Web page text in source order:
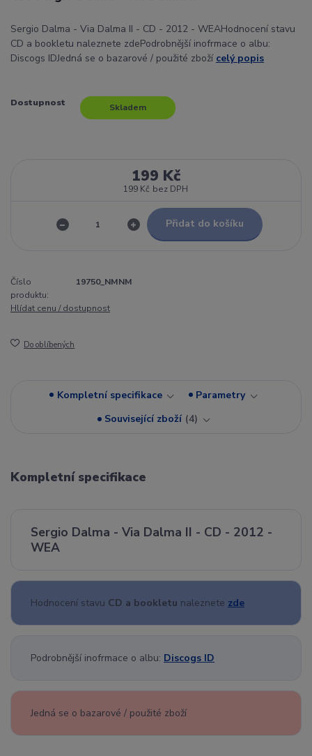
Sergio Dalma - Via Dalma II - CD - 2012 - WEAHodnocení stavu
CD a bookletu naleznete zdePodrobnější inofrmace o albu:
Discogs IDJedná se o bazarové / použité zboží celý popis
Dostupnost Skladem
199 Kč
199 Kč bez DPH
Přidat do košíku
Číslo
produktu:
19750_NMNM
Hlídat cenu / dostupnost
Do oblíbených
Kompletní specifikace
Parametry
Související zboží 4
Kompletní specifikace
Sergio Dalma - Via Dalma II - CD - 2012 -
WEA
Hodnocení stavu CD a bookletu naleznete zde
Podrobnější inofrmace o albu: Discogs ID
Jedná se o bazarové / použité zboží